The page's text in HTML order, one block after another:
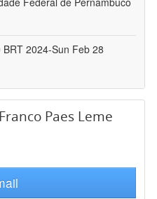
2024-Sun Feb 28
Paes Leme